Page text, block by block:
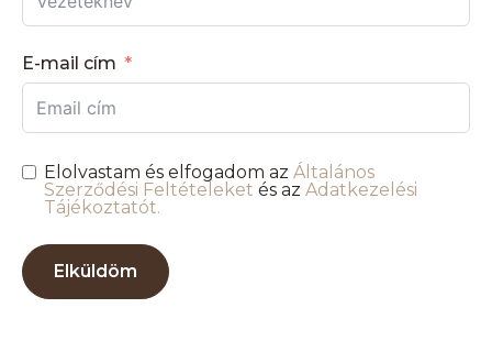
E-mail cím
Elolvastam és elfogadom az Általános
Szerződési Feltételeket és az Adatkezelési
Tájékoztatót.
Elküldöm